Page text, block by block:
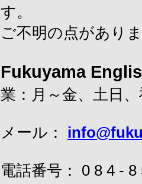
す。
ご不明の点があり
Fukuyama
業：月～金、土日
メール：
電話番号： 0 8 4 -